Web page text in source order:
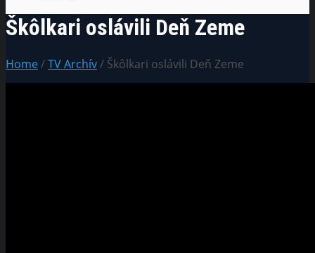
Škôlkari oslávili Deň Zeme
Home/TV Archív/ Škôlkari oslávili Deň Zeme